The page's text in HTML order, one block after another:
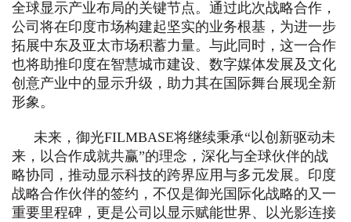
全球显示产业布局的关键节点。通过此次战略合作，
公司将在印度市场构建起坚实的业务根基，为进一步
拓展中东及亚太市场积蓄力量。与此同时，这一合作
也将助推印度在智慧城市建设、数字媒体发展及文化
创意产业中的显示升级，助力其在国际舞台展现全新
形象。
未来，御光FILMBASE将继续秉承“以创新驱动未
来，以合作成就共赢”的理念，深化与全球伙伴的战
略协同，推动显示科技的跨界应用与多元发展。印度
战略合作伙伴的签约，不仅是御光国际化战略的又一
重要里程碑，更是公司以显示赋能世界、以光影连接